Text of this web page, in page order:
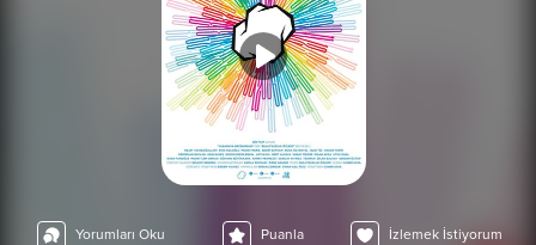
Yorumları Oku Puanla İzlemek İstiyorum